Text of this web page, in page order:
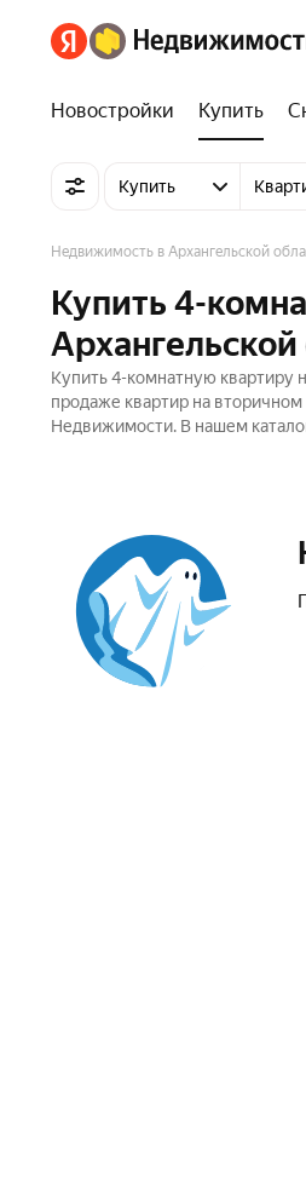
Новостройки Купить
Купить
Недвижимость в Архангельской
Купить 4-
Архангельской
Купить 4-комнатную квартиру
продаже квартир на
Недвижимости. В нашем